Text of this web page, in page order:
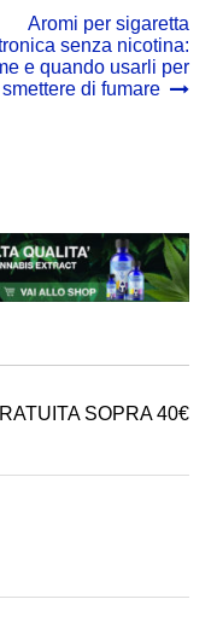
Next
post:
Aromi per sigaretta
senza nicotina:
e quando usarli per
smettere di fumare
SOPRA 40€